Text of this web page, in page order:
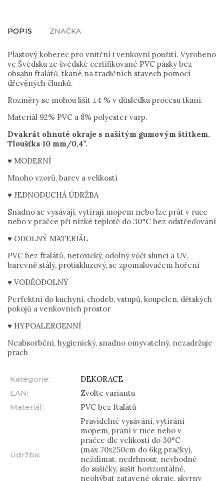
POPIS ZNAČKA
Plastový koberec pro vnitřní i venkovní použití. Vyrobeno
ve Švédsku ze švédské certifikované PVC pásky bez
obsahu ftalátů, tkané na tradičních stavech pomocí
dřevěných člunků.
Rozměry se mohou lišit ±4 % v důsledku procesu tkaní.
Materiál 92% PVC a 8% polyester varp.
Dvakrát ohnuté okraje s našitým gumovým štítkem.
Tloušťka 10 mm/0,4”.
♥ MODERNÍ
Mnoho vzorů, barev a velikostí
♥ JEDNODUCHÁ ÚDRŽBA
Snadno se vysávají, vytírají mopem nebo lze prát v ruce
nebo v pračce při nízké teplotě do 30°C bez odstřeďování
♥ ODOLNÝ MATERIÁL
PVC bez ftalátů, netoxický, odolný vůči slunci a UV,
barevně stálý, protiskluzový, se zpomalovačem hoření
♥ VODĚODOLNÝ
Perfektní do kuchyní, chodeb, vstupů, koupelen, dětských
pokojů a venkovních prostor
♥ HYPOALERGENNÍ
Neabsorbční, hygienický, snadno omyvatelný, nezadržuje
prach
Kategorie:
DEKORACE
EAN:
Zvolte variantu
Materiál: PVC bez ftalátů
Údržba:
Pravidelné vysávání, vytírání
mopem, praní v ruce nebo v
pračce dle velikosti do 30°C
(max.70x250cm do 6kg pračky),
neždímat, nedrhnout, nevhodné
do sušičky, sušit horizontálně,
neohýbat zatavené okraje, skvrny